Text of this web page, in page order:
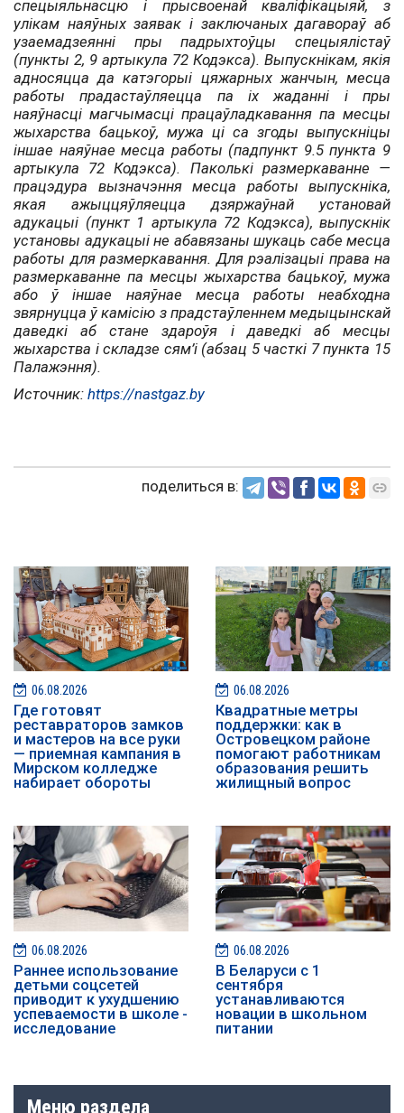
спецыяльнасцю і прысвоенай кваліфікацыяй, з
улікам наяўных заявак і заключаных дагавораў аб
узаема­дзеянні пры падрыхтоўцы спецыялістаў
(пункты 2, 9 артыкула 72 Кодэкса). Выпускнікам, якія
адносяцца да катэгорыі цяжарных жанчын, месца
работы прадастаўляецца па іх жаданні і пры
наяўнасці магчымасці працаўладкавання па месцы
жыхарства бацькоў, мужа ці са згоды выпускніцы
іншае наяўнае месца работы (падпункт 9.5 пункта 9
артыкула 72 Кодэкса). Паколькі размеркаванне —
працэдура вызначэння месца работы выпускніка,
якая ажыццяўляецца дзяржаўнай установай
адукацыі (пункт 1 артыкула 72 Кодэкса), выпускнік
установы адукацыі не абавязаны шукаць сабе месца
работы для размеркавання. Для рэалізацыі права на
размеркаванне па месцы жыхарства баць­коў, мужа
або ў іншае наяўнае месца работы неабходна
звярнуцца ў камісію з прадстаўленнем медыцынскай
даведкі аб стане здароўя і даведкі аб месцы
жыхарства і складзе сям’і (абзац 5 часткі 7 пункта 15
Палажэння).
Источник: https://nastgaz.by
поделиться в:
06.08.2026
Где готовят
реставраторов замков
и мастеров на все руки
— приемная кампания в
Мирском колледже
набирает обороты
06.08.2026
Квадратные метры
поддержки: как в
Островецком районе
помогают работникам
образования решить
жилищный вопрос
06.08.2026
Раннее использование
детьми соцсетей
приводит к ухудшению
успеваемости в школе -
исследование
06.08.2026
В Беларуси с 1
сентября
устанавливаются
новации в школьном
питании
Меню раздела